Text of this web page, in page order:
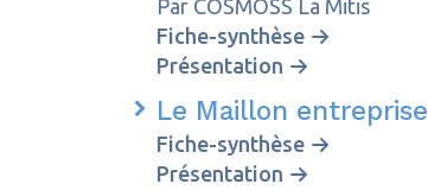
Par COSMOSS La Mitis
Fiche-synthèse
Présentation
Le Maillon entreprise
Fiche-synthèse
Présentation